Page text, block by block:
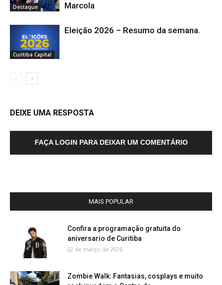
Destaque
Marcola
Curitiba Capital
Eleição 2026 – Resumo da semana.
DEIXE UMA RESPOSTA
FAÇA LOGIN PARA DEIXAR UM COMENTÁRIO
MAIS POPULAR
Confira a programação gratuita do
aniversario de Curitiba
22 de março de 2026
Zombie Walk: Fantasias, cosplays e muito